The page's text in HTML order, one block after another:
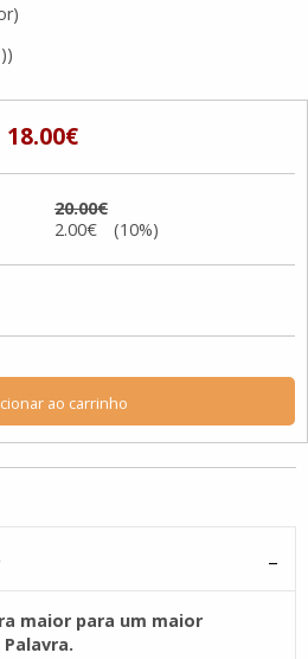
18.00€
20.00€
2.00€ (10%)
ao carrinho
maior para um maior